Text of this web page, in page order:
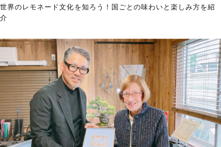
世界のレモネード文化を知ろう！国ごとの味わいと楽しみ方を紹
介